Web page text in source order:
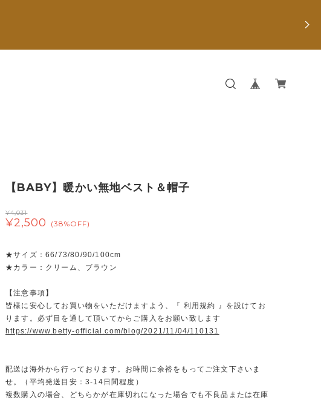
【BABY】暖かい無地ベスト＆帽子
¥4,031
¥2,500 (38%OFF)
★サイズ：66/73/80/90/100cm
★カラー：クリーム、ブラウン
【注意事項】
皆様に安心してお買い物をいただけますよう、『 利用規約 』を設けてお
ります。必ず目を通して頂いてからご購入をお願い致します
https://www.betty-official.com/blog/2021/11/04/110131
配送は海外から行っております。お時間に余裕をもってご注文下さいま
せ。（平均発送目安：3-14日間程度）
複数購入の場合、どちらかが在庫切れになった場合でも不良品または在庫